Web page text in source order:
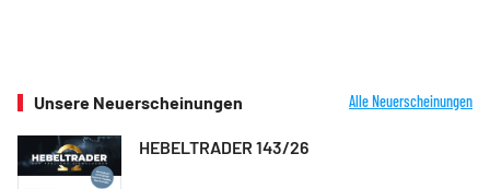
Unsere Neuerscheinungen Alle Neuerscheinungen
HEBELTRADER 143/26